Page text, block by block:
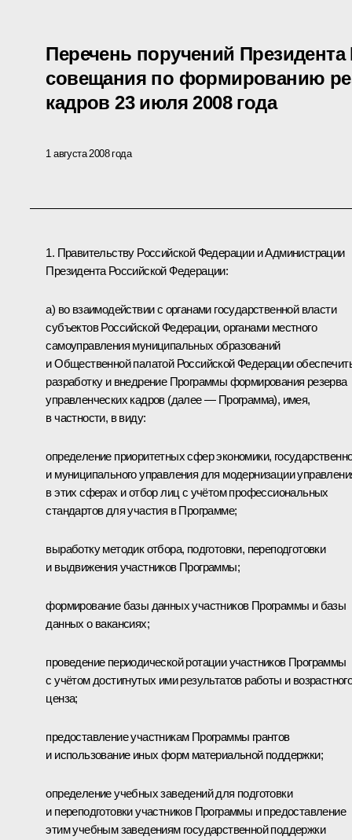
Перечень поручений
совещания по формированию
кадров 23 июля 2008 года
1 августа 2008 года
1. Правительству Российской Федерации и Администрации
Президента Российской Федерации:
а) во взаимодействии с органами государственной власти
субъектов Российской Федерации, органами местного
самоуправления муниципальных образований
и Общественной палатой Российской Федерации
разработку и внедрение Программы формирования резерва
управленческих кадров (далее — Программа), имея,
в частности, в виду:
определение приоритетных сфер экономики,
и муниципального управления для модернизации
в этих сферах и отбор лиц с учётом профессиональных
стандартов для участия в Программе;
выработку методик отбора, подготовки, переподготовки
и выдвижения участников Программы;
формирование базы данных участников Программы и базы
данных о вакансиях;
проведение периодической ротации участников Программы
с учётом достигнутых ими результатов работы и
ценза;
предоставление участникам Программы грантов
и использование иных форм материальной поддержки;
определение учебных заведений для подготовки
и переподготовки участников Программы и предоставление
этим учебным заведениям государственной поддержки